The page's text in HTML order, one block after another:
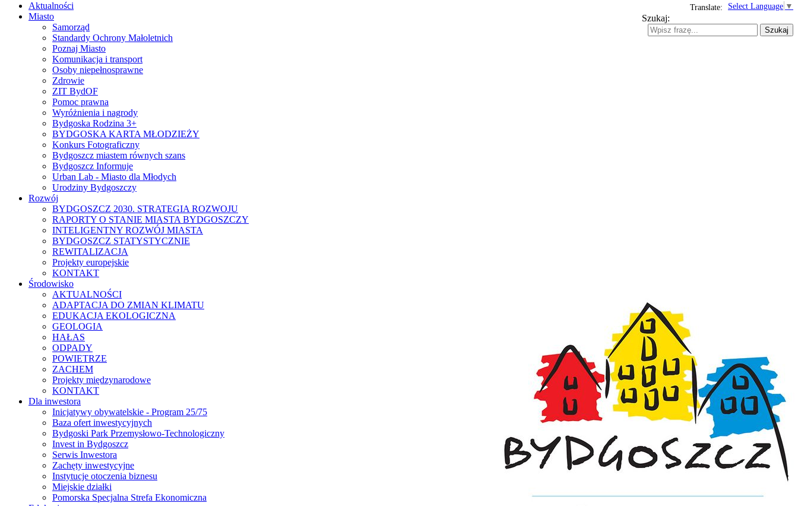
Select Language ▼
Translate:
Szukaj:
Szukaj
Aktualności
Miasto
Samorząd
Standardy Ochrony Małoletnich
Poznaj Miasto
Komunikacja i transport
Osoby niepełnosprawne
Zdrowie
ZIT BydOF
Pomoc prawna
Wyróżnienia i nagrody
Bydgoska Rodzina 3+
BYDGOSKA KARTA MŁODZIEŻY
Konkurs Fotograficzny
Bydgoszcz miastem równych szans
Bydgoszcz Informuje
Urban Lab - Miasto dla Młodych
Urodziny Bydgoszczy
Rozwój
BYDGOSZCZ 2030. STRATEGIA ROZWOJU
RAPORTY O STANIE MIASTA BYDGOSZCZY
INTELIGENTNY ROZWÓJ MIASTA
BYDGOSZCZ STATYSTYCZNIE
REWITALIZACJA
Projekty europejskie
KONTAKT
Środowisko
AKTUALNOŚCI
ADAPTACJA DO ZMIAN KLIMATU
EDUKACJA EKOLOGICZNA
GEOLOGIA
HAŁAS
ODPADY
POWIETRZE
ZACHEM
Projekty międzynarodowe
KONTAKT
Dla inwestora
Inicjatywy obywatelskie - Program 25/75
Baza ofert inwestycyjnych
Bydgoski Park Przemysłowo-Technologiczny
Invest in Bydgoszcz
Serwis Inwestora
Zachęty inwestycyjne
Instytucje otoczenia biznesu
Miejskie działki
Pomorska Specjalna Strefa Ekonomiczna